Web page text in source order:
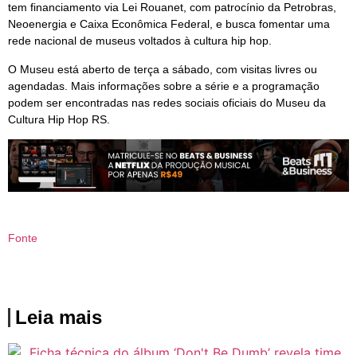
tem financiamento via Lei Rouanet, com patrocínio da Petrobras,
Neoenergia e Caixa Econômica Federal, e busca fomentar uma
rede nacional de museus voltados à cultura hip hop.
O Museu está aberto de terça a sábado, com visitas livres ou
agendadas. Mais informações sobre a série e a programação
podem ser encontradas nas redes sociais oficiais do Museu da
Cultura Hip Hop RS.
Fonte
Leia mais